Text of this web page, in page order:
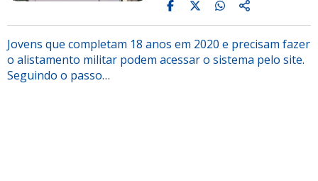
Jovens que completam 18 anos em 2020 e precisam fazer
o alistamento militar podem acessar o sistema pelo site.
Seguindo o passo…